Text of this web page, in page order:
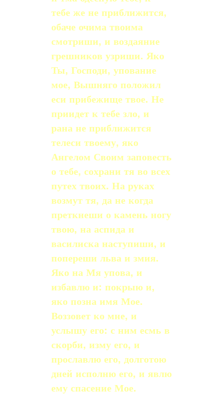
тебе же не приближится,
обаче очима твоима
смотриши, и воздаяние
грешников узриши. Яко
Ты, Господи, упование
мое, Вышняго положил
еси прибежище твое. Не
приидет к тебе зло, и
рана не приближится
телеси твоему, яко
Ангелом Своим заповесть
о тебе, сохрани тя во всех
путех твоих. На руках
возмут тя, да не когда
преткнеши о камень ногу
твою, на аспида и
василиска наступиши, и
попереши льва и змия.
Яко на Мя упова, и
избавлю и: покрыю и,
яко позна имя Мое.
Воззовет ко мне, и
услышу его: с ним есмь в
скорби, изму его, и
прославлю его, долготою
дней исполню его, и явлю
ему спасение Мое.